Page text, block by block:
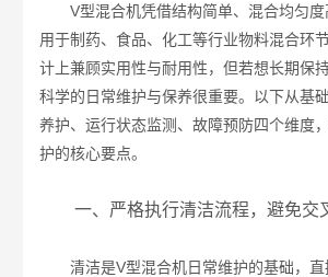
V型混合机凭借结构简单、混合均匀度
用于制药、食品、化工等行业物料混合环
计上兼顾实用性与耐用性，但若想长期保
科学的日常维护与保养很重要。以下从基
养护、运行状态监测、故障预防四个维度
护的核心要点。
一、严格执行清洁流程，避免交
清洁是V型混合机日常维护的基础，直